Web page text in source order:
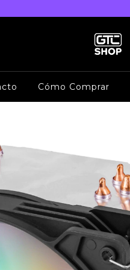
Cómo Comprar